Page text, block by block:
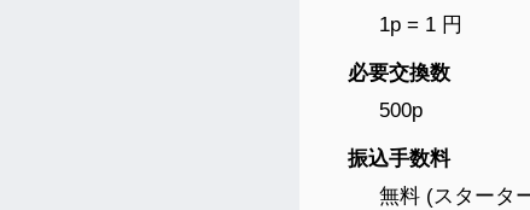
1p = 1 円
必要交換数
500p
振込手数料
無料 (スタータ